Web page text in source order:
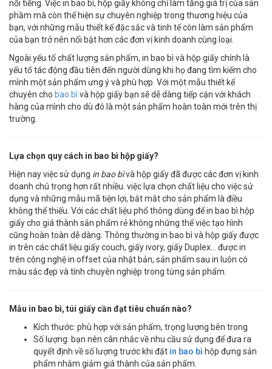
nổi tiếng. Việc in bao bì, hộp giấy không chỉ làm tăng giá trị của sản
phầm mà còn thể hiện sự chuyên nghiệp trong thương hiệu của
bạn, với những mẫu thiết kế đặc sắc và tinh tế còn làm sản phẩm
của bạn trở nên nổi bật hơn các đơn vị kinh doanh cùng loại.
Ngoài yếu tố chất lượng sản phẩm, in bao bì và hộp giấy chính là
yếu tố tác động đầu tiên đến người dùng khi họ đang tìm kiếm cho
mình một sản phẩm ưng ý và phù hợp. Với một mẫu thiết kế
chuyên cho bao bì và hộp giấy bạn sẽ dễ dàng tiếp cận với khách
hàng của mình cho dù đó là một sản phẩm hoàn toàn mới trên thị
trường.
Lựa chọn quy cách in bao bì hộp giấy?
Hiện nay việc sử dụng in bao bìvà hộp giấy đã được các đơn vị kinh
doanh chú trọng hơn rất nhiều. việc lựa chọn chất liệu cho việc sử
dụng và những mẫu mã tiện lợi, bắt mắt cho sản phẩm là điều
không thể thiếu. Với các chất liệu phổ thông dùng để in bao bì hộp
giấy cho giá thành sản phẩm rẻ không những thế việc tạo hình
cũng hoàn toàn dễ dàng. Thông thường in bao bì và hộp giấy được
in trên các chất liệu giấy couch, giấy ivory, giấy Duplex… được in
trên công nghệ in offset của nhật bản, sản phẩm sau in luôn có
màu sắc đẹp và tính chuyên nghiệp trong từng sản phẩm.
Mẫu in bao bì, túi giấy cần đạt tiêu chuẩn nào?
Kích thước: phù hợp với sản phẩm, trọng lượng bên trong
Số lượng: bạn nên cân nhắc về nhu cầu sử dụng để đưa ra
quyết định về số lượng trước khi đặt in bao bì hộp đựng sản
phẩm nhằm giảm giá thành của sản phẩm.